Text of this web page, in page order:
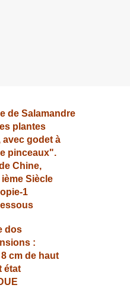
de Salamandre
plantes
avec godet à
pinceaux".
Chine,
Siècle
dos
:
cm de haut
état